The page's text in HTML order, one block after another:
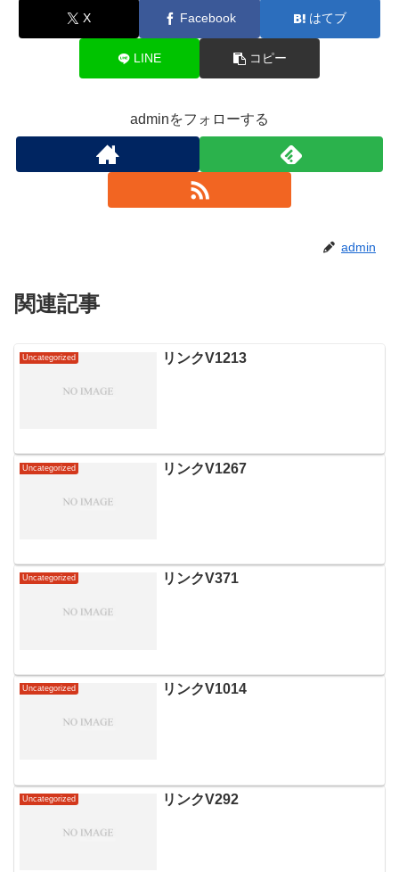
X Facebook はてブ
LINE コピー
adminをフォローする
admin
関連記事
Uncategorized リンクV1213
Uncategorized リンクV1267
Uncategorized リンクV371
Uncategorized リンクV1014
Uncategorized リンクV292